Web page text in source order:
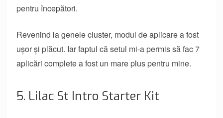
pentru începători.
Revenind la genele cluster, modul de aplicare a fost
ușor și plăcut. Iar faptul că setul mi-a permis să fac 7
aplicări complete a fost un mare plus pentru mine.
5. Lilac St Intro Starter Kit